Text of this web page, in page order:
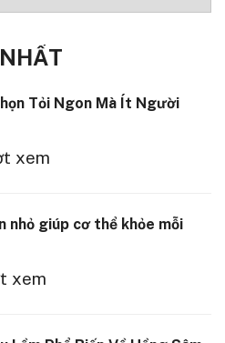
Tỏi Ngon Mà Ít Người
xem
nhỏ giúp cơ thể khỏe mỗi
xem